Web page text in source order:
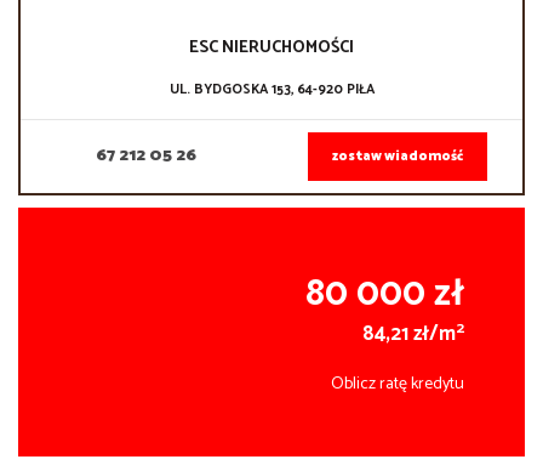
ESC NIERUCHOMOŚCI
UL. BYDGOSKA 153, 64-920 PIŁA
67 212 05 26 zostaw wiadomość
80 000 zł
84,21 zł/m2
Oblicz ratę kredytu